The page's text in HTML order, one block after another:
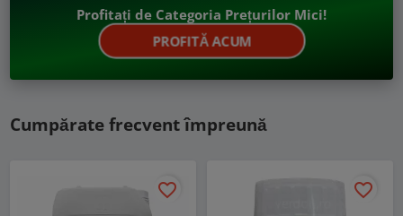
Profitați de Categoria Prețurilor Mici!
PROFITĂ ACUM
Cumpărate frecvent împreună
favorite_border favorite_border